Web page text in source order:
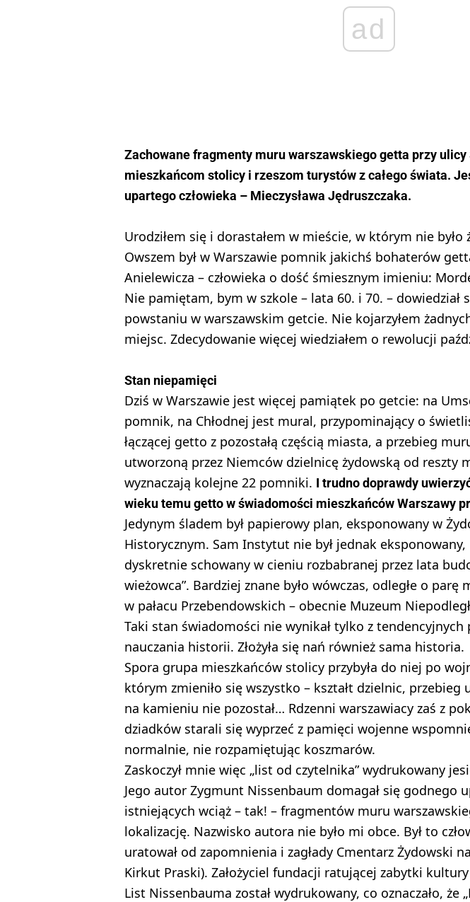
ad
Zachowane fragmenty muru warszawskiego getta przy ulicy
mieszkańcom stolicy i rzeszom turystów z całego świata.
upartego człowieka – Mieczysława Jędruszczaka.
Urodziłem się i dorastałem w mieście, w którym nie
Owszem był w Warszawie pomnik jakichś bohaterów
Anielewicza – człowieka o dość śmiesznym imieniu:
Nie pamiętam, bym w szkole – lata 60. i 70. – dowiedział
powstaniu w warszawskim getcie. Nie kojarzyłem
miejsc. Zdecydowanie więcej wiedziałem o rewolucji
Stan niepamięci
Dziś w Warszawie jest więcej pamiątek po getcie: na
pomnik, na Chłodnej jest mural, przypominający o
łączącej getto z pozostałą częścią miasta, a przebieg
utworzoną przez Niemców dzielnicę żydowską od reszty
wyznaczają kolejne 22 pomniki. I trudno doprawdy
wieku temu getto w świadomości mieszkańców Warszawy
Jedynym śladem był papierowy plan, eksponowany w
Historycznym. Sam Instytut nie był jednak eksponowany,
dyskretnie schowany w cieniu rozbabranej przez lata
wieżowca”. Bardziej znane było wówczas, odległe o
w pałacu Przebendowskich – obecnie Muzeum
Taki stan świadomości nie wynikał tylko z
nauczania historii. Złożyła się nań również sama historia.
Spora grupa mieszkańców stolicy przybyła do niej po
którym zmieniło się wszystko – kształt dzielnic, przebieg
na kamieniu nie pozostał… Rdzenni warszawiacy zaś z
dziadków starali się wyprzeć z pamięci wojenne
normalnie, nie rozpamiętując koszmarów.
Zaskoczył mnie więc „list od czytelnika” wydrukowany
Jego autor Zygmunt Nissenbaum domagał się godnego
istniejących wciąż – tak! – fragmentów muru
lokalizację. Nazwisko autora nie było mi obce. Był to
uratował od zapomnienia i zagłady Cmentarz Żydowski
Kirkut Praski). Założyciel fundacji ratującej zabytki
List Nissenbauma został wydrukowany, co oznaczało, że